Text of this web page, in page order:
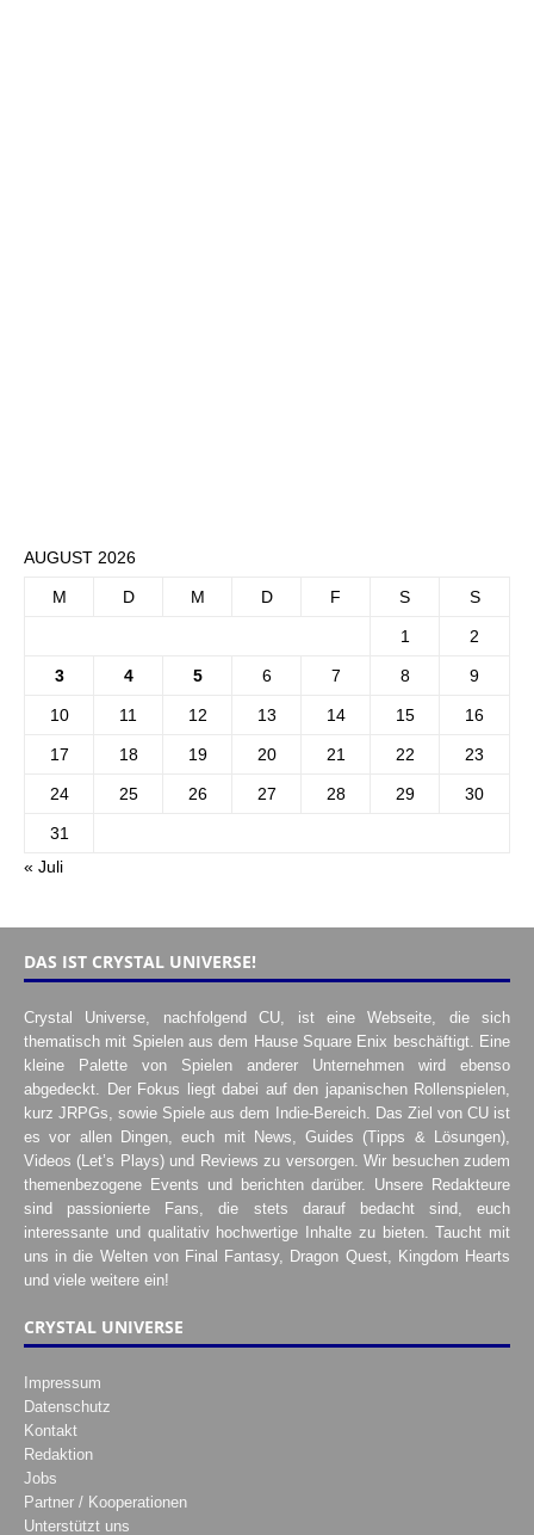
AUGUST 2026
M D M D F S S
1 2
3 4 5 6 7 8 9
10 11 12 13 14 15 16
17 18 19 20 21 22 23
24 25 26 27 28 29 30
31
« Juli
DAS IST CRYSTAL UNIVERSE!
Crystal Universe, nachfolgend CU, ist eine Webseite, die sich
thematisch mit Spielen aus dem Hause Square Enix beschäftigt. Eine
kleine Palette von Spielen anderer Unternehmen wird ebenso
abgedeckt. Der Fokus liegt dabei auf den japanischen Rollenspielen,
kurz JRPGs, sowie Spiele aus dem Indie-Bereich. Das Ziel von CU ist
es vor allen Dingen, euch mit News, Guides (Tipps & Lösungen),
Videos (Let’s Plays) und Reviews zu versorgen. Wir besuchen zudem
themenbezogene Events und berichten darüber. Unsere Redakteure
sind passionierte Fans, die stets darauf bedacht sind, euch
interessante und qualitativ hochwertige Inhalte zu bieten. Taucht mit
uns in die Welten von Final Fantasy, Dragon Quest, Kingdom Hearts
und viele weitere ein!
CRYSTAL UNIVERSE
Impressum
Datenschutz
Kontakt
Redaktion
Jobs
Partner / Kooperationen
Unterstützt uns